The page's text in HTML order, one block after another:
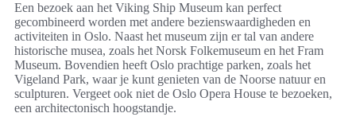
Een bezoek aan het Viking Ship Museum kan perfect
gecombineerd worden met andere bezienswaardigheden en
activiteiten in Oslo. Naast het museum zijn er tal van andere
historische musea, zoals het Norsk Folkemuseum en het Fram
Museum. Bovendien heeft Oslo prachtige parken, zoals het
Vigeland Park, waar je kunt genieten van de Noorse natuur en
sculpturen. Vergeet ook niet de Oslo Opera House te bezoeken,
een architectonisch hoogstandje.